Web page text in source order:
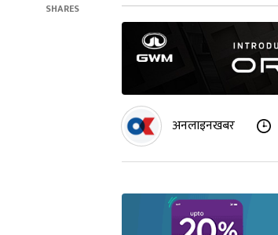
SHARES
अनलाइनखबर